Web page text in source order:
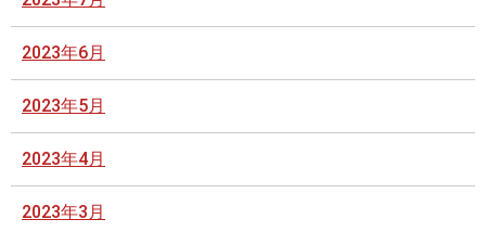
2023年6月
2023年5月
2023年4月
2023年3月